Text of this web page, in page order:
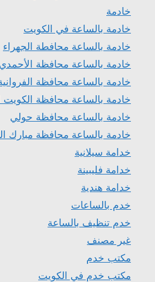
خادمة
خادمة بالساعة في الكويت
خادمة بالساعة محافطة الجهراء
خادمة بالساعة محافظة الأحمدي
خادمة بالساعة محافظة
خادمة بالساعة محافظة الكويت
خادمة بالساعة محافظة حولي
خادمة بالساعة محافظة مبارك
خدامة سيلانية
خدامة فليبينة
خدامة هندية
خدم بالساعات
خدم تنظيف بالساعة
غير مصنف
مكتب خدم
مكتب خدم في الكويت